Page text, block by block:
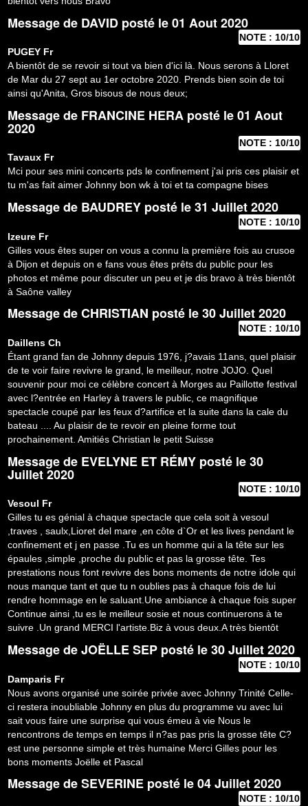
Message de DAVID posté le 01 Aout 2020
NOTE : 10/10
PUGEY Fr
A bientôt de se revoir si tout va bien d'ici là. Nous serons à Lloret
de Mar du 27 sept au 1er octobre 2020. Prends bien soin de toi
ainsi qu'Anita, Gros bisous de nous deux;
Message de FRANCINE HERA posté le 01 Aout
2020
NOTE : 10/10
Tavaux Fr
Mci pour ses mini concerts pds le confinement j'ai pris ces plaisir et
tu m'as fait aimer Johnny bon wk à toi et ta compagne bises
Message de BAUDREY posté le 31 Juillet 2020
NOTE : 10/10
Izeure Fr
Gilles vous êtes super on vous a connu la première fois au crusoe
à Dijon et depuis on e fans vous êtes prêts du public pour les
photos et même pour discuter un peu et je dis bravo à très bientôt
à Saône valley
Message deCHRISTIAN posté le 30 Juillet 2020
NOTE : 10/10
Daillens Ch
Étant grand fan de Johnny depuis 1976, j?avais 11ans, quel plaisir
de te voir faire revivre le grand, le meilleur, notre JOJO. Quel
souvenir pour moi ce célèbre concert à Morges au Paillotte festival
avec l?entrée en Harley à travers le public, ce magnifique
spectacle coupé par les feux d?artifice et la suite dans la cale du
bateau .... Au plaisir de te revoir en pleine forme tout
prochainement. Amitiés Christian le petit Suisse
Message de EVELYNE ET RÉMY posté le 30
Juillet 2020
NOTE : 10/10
Vesoul Fr
Gilles tu es génial à chaque spectacle que cela soit à vesoul
,traves , saulx,Lioret del mare ,en côte d`Or et les lives pendant le
confinement et j en passe .Tu es un homme qui a la tête sur les
épaules ,simple ,proche du public et pas la grosse tête. Tes
prestations nous font revivre des bons moments de notre idole qui
nous manque tant et que tu n oublies pas à chaque fois de lui
rendre hommage en le saluant.Une ambiance à chaque fois super
Continue ainsi ,tu es le meilleur sosie et nous continuerons à te
suivre .Un grand MERCI l'artiste.Biz à vous deux.A très bientôt
Message deJOËLLE SEP posté le 30 Juillet 2020
NOTE : 10/10
Damparis Fr
Nous avons organisé une soirée privée avec Johnny Trinité Celle-
ci restera inoubliable Johnny en plus du programme vu avec lui
sait vous faire une surprise qui vous émeu à vie Nous le
rencontrons de temps en temps il n?as pas pris la grosse tête C?
est une personne simple et très humaine Merci Gilles pour les
bons moments Joëlle et Pascal
Message deSEVERINE posté le 04 Juillet 2020
NOTE : 10/10